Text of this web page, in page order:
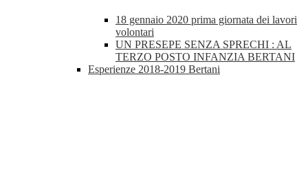
18 gennaio 2020 prima giornata dei lavori
volontari
UN PRESEPE SENZA SPRECHI : AL
TERZO POSTO INFANZIA BERTANI
Esperienze 2018-2019 Bertani